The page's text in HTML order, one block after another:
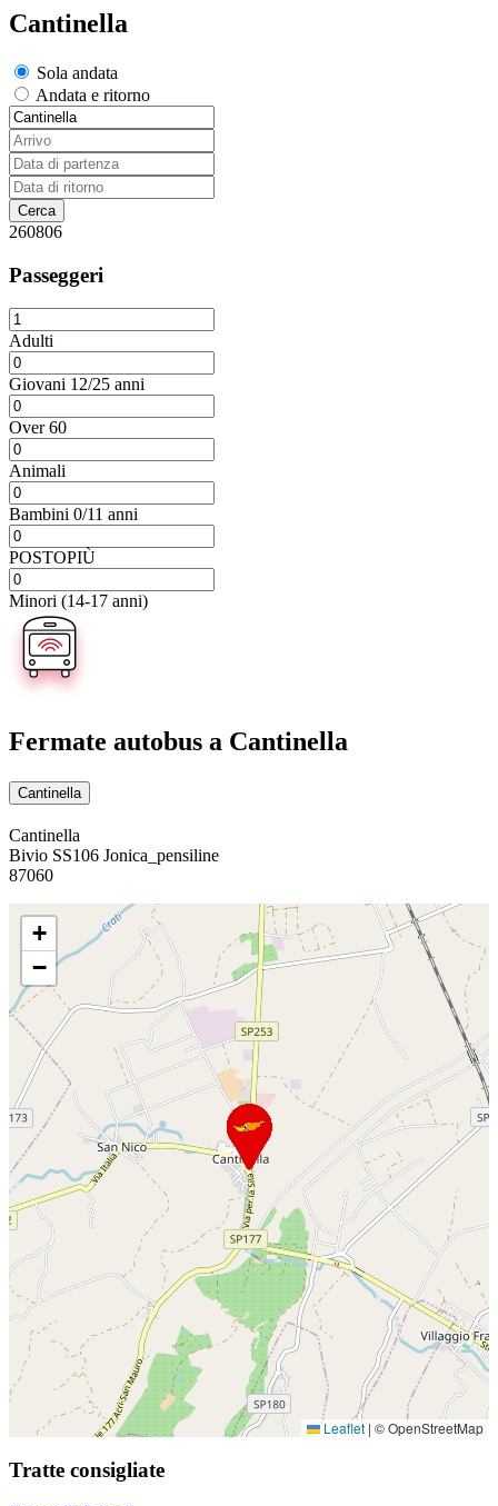
Cantinella
Sola andata
Andata e ritorno
260806
Passeggeri
Adulti
Giovani 12/25 anni
Over 60
Animali
Bambini 0/11 anni
POSTOPIÙ
Minori (14-17 anni)
Fermate autobus a Cantinella
Cantinella
Cantinella
Bivio SS106 Jonica_pensiline
87060
+
−
Leaflet | © OpenStreetMap
Tratte consigliate